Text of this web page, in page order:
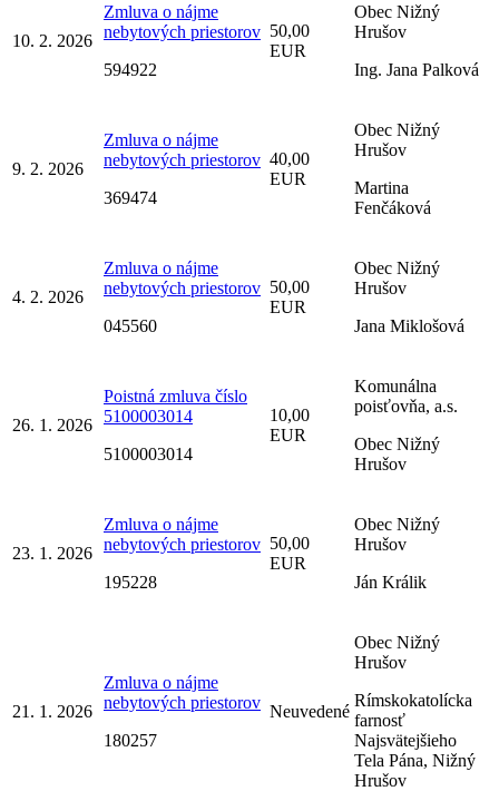
10. 2. 2026
Zmluva o nájme
nebytových priestorov
594922
50,00
EUR
Obec Nižný
Hrušov
Ing. Jana Palková
9. 2. 2026
Zmluva o nájme
nebytových priestorov
369474
40,00
EUR
Obec Nižný
Hrušov
Martina
Fenčáková
4. 2. 2026
Zmluva o nájme
nebytových priestorov
045560
50,00
EUR
Obec Nižný
Hrušov
Jana Miklošová
26. 1. 2026
Poistná zmluva číslo
5100003014
5100003014
10,00
EUR
Komunálna
poisťovňa, a.s.
Obec Nižný
Hrušov
23. 1. 2026
Zmluva o nájme
nebytových priestorov
195228
50,00
EUR
Obec Nižný
Hrušov
Ján Králik
21. 1. 2026
Zmluva o nájme
nebytových priestorov
180257
Neuvedené
Obec Nižný
Hrušov
Rímskokatolícka
farnosť
Najsvätejšieho
Tela Pána, Nižný
Hrušov